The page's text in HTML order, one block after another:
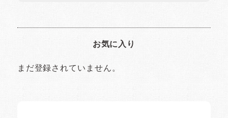
お気に入り
まだ登録されていません。